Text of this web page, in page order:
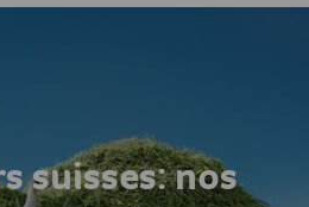
suisses: nos